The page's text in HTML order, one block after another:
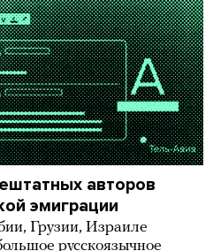
авторов
эмиграции
Грузии, Израиле
русскоязычное